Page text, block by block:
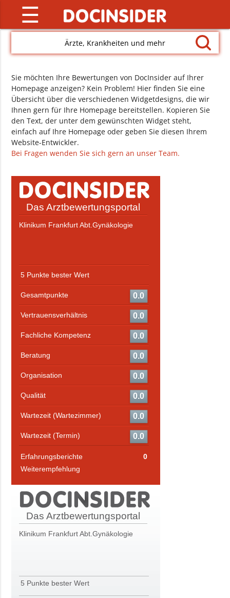
☰
Ärzte, Krankheiten und mehr
Sie möchten Ihre Bewertungen von DocInsider auf Ihrer
Homepage anzeigen? Kein Problem! Hier finden Sie eine
Übersicht über die verschiedenen Widgetdesigns, die wir
Ihnen gern für Ihre Homepage bereitstellen. Kopieren Sie
den Text, der unter dem gewünschten Widget steht,
einfach auf Ihre Homepage oder geben Sie diesen Ihrem
Website-Entwickler.
Bei Fragen wenden Sie sich gern an unser Team.